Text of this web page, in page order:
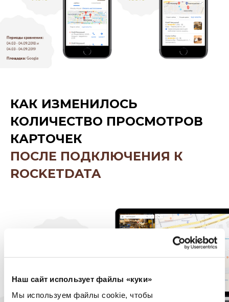
Наш сайт использует файлы «куки»
Мы используем файлы cookie, чтобы
КАК ИЗМЕНИЛОСЬ
КОЛИЧЕСТВО ПРОСМОТРОВ
КАРТОЧЕК
ПОСЛЕ ПОДКЛЮЧЕНИЯ К
ROCKETDATA